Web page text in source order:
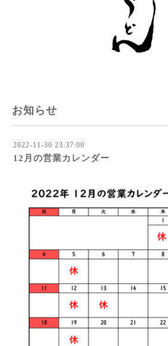
お知らせ
2022-11-30 23:37:00
12月の営業カレンダー